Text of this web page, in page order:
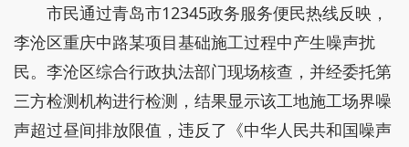
市民通过青岛市12345政务服务便民热线反映，
李沧区重庆中路某项目基础施工过程中产生噪声扰
民。李沧区综合行政执法部门现场核查，并经委托第
三方检测机构进行检测，结果显示该工地施工场界噪
声超过昼间排放限值，违反了《中华人民共和国噪声